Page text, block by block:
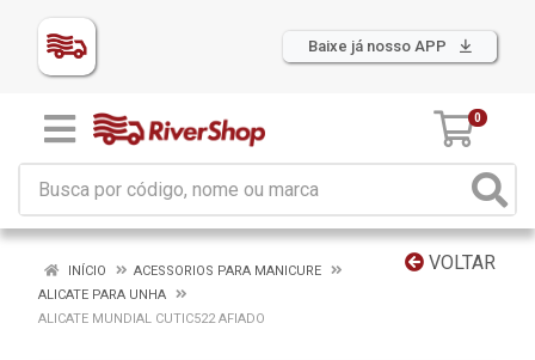
Baixe já nosso APP
0
VOLTAR
INÍCIO
ACESSORIOS PARA MANICURE
ALICATE PARA UNHA
ALICATE MUNDIAL CUTIC522 AFIADO